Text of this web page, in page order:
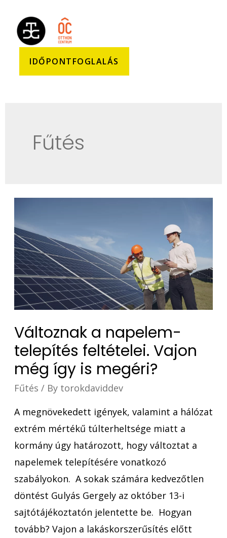
IDŐPONTFOGLALÁS
Fűtés
Változnak a napelem-
telepítés feltételei. Vajon
még így is megéri?
Fűtés / By torokdaviddev
A megnövekedett igények, valamint a hálózat
extrém mértékű túlterheltsége miatt a
kormány úgy határozott, hogy változtat a
napelemek telepítésére vonatkozó
szabályokon. A sokak számára kedvezőtlen
döntést Gulyás Gergely az október 13-i
sajtótájékoztatón jelentette be. Hogyan
tovább? Vajon a lakáskorszerűsítés előtt